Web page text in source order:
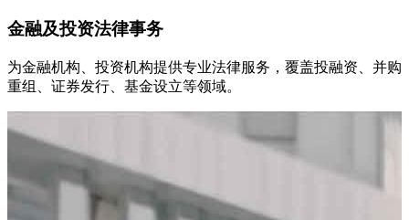
金融及投资法律事务
为金融机构、投资机构提供专业法律服务，覆盖投融资、并购
重组、证券发行、基金设立等领域。